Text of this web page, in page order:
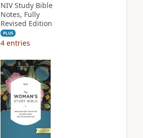
NIV Study Bible
Notes, Fully
Revised Edition
PLUS
4 entries